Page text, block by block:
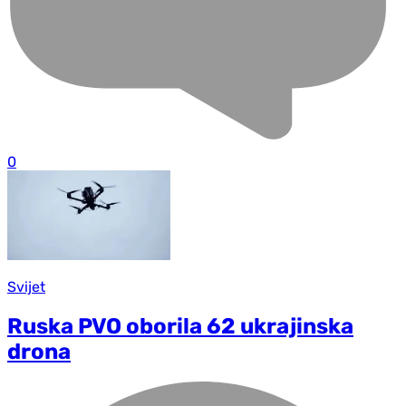
0
Svijet
Ruska PVO oborila 62 ukrajinska
drona